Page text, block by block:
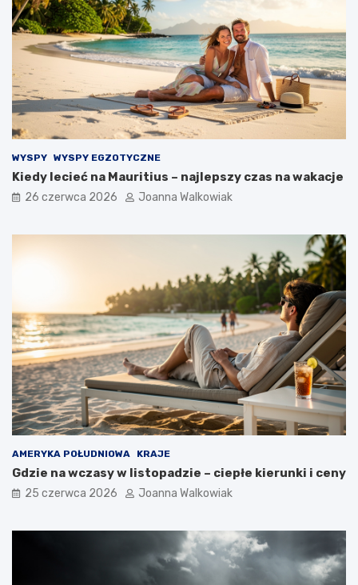
WYSPY WYSPY EGZOTYCZNE
Kiedy lecieć na Mauritius – najlepszy czas na wakacje
26 czerwca 2026 Joanna Walkowiak
AMERYKA POŁUDNIOWA KRAJE
Gdzie na wczasy w listopadzie – ciepłe kierunki i ceny
25 czerwca 2026 Joanna Walkowiak